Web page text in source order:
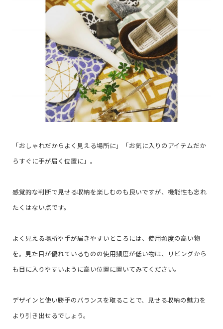
「おしゃれだからよく見える場所に」「お気に入りのアイテムだか
らすぐに手が届く位置に」。
感覚的な判断で見せる収納を楽しむのも良いですが、機能性も忘れ
たくはない点です。
よく見える場所や手が届きやすいところには、使用頻度の高い物
を。見た目が優れているものの使用頻度が低い物は、リビングから
も目に入りやすいように高い位置に置いてみてください。
デザインと使い勝手のバランスを取ることで、見せる収納の魅力を
より引き出せるでしょう。